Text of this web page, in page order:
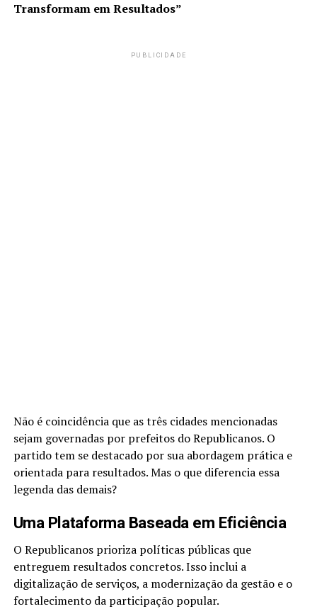
Transformam em Resultados”
PUBLICIDADE
Não é coincidência que as três cidades mencionadas
sejam governadas por prefeitos do Republicanos. O
partido tem se destacado por sua abordagem prática e
orientada para resultados. Mas o que diferencia essa
legenda das demais?
Uma Plataforma Baseada em Eficiência
O Republicanos prioriza políticas públicas que
entreguem resultados concretos. Isso inclui a
digitalização de serviços, a modernização da gestão e o
fortalecimento da participação popular.